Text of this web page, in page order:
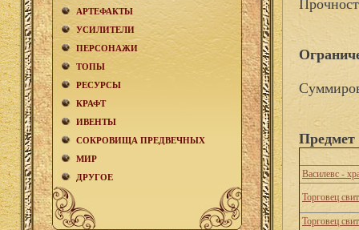
АРТЕФАКТЫ
УСИЛИТЕЛИ
ПЕРСОНАЖИ
ТОПЫ
РЕСУРСЫ
КРАФТ
ИВЕНТЫ
СОКРОВИЩА ПРЕДВЕЧНЫХ
МИР
ДРУГОЕ
Василевс -
Торговец
Торговец